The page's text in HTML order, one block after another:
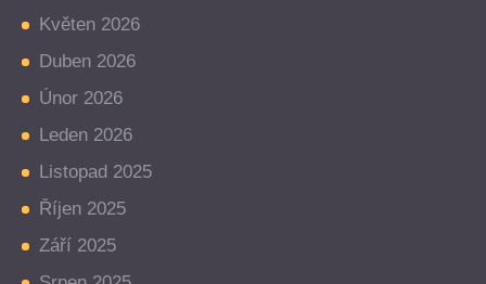
Květen 2026
Duben 2026
Únor 2026
Leden 2026
Listopad 2025
Říjen 2025
Září 2025